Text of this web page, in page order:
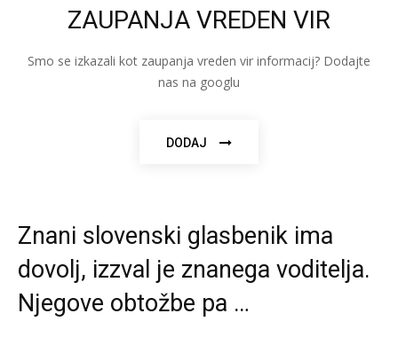
ZAUPANJA VREDEN VIR
Smo se izkazali kot zaupanja vreden vir informacij? Dodajte
nas na googlu
DODAJ
Znani slovenski glasbenik ima
dovolj, izzval je znanega voditelja.
Njegove obtožbe pa …